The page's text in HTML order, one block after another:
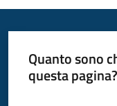
Quanto sono
questa pagina?